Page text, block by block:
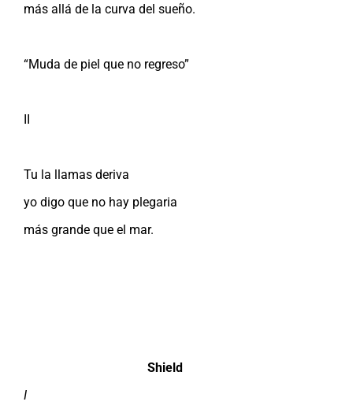
más allá de la curva del sueño.
“Muda de piel que no regreso”
Tu la llamas deriva
yo digo que no hay plegaria
más grande que el mar.
Shield
I